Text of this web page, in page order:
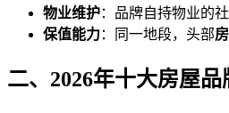
物业维护：品牌自持物业的
保值能力：同一地段，头部
二、2026年十大房屋